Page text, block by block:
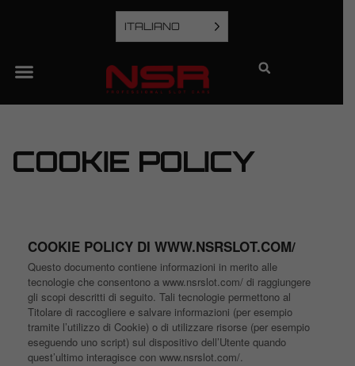
ITALIANO
COOKIE POLICY
COOKIE POLICY DI WWW.NSRSLOT.COM/
Questo documento contiene informazioni in merito alle
tecnologie che consentono a www.nsrslot.com/ di raggiungere
gli scopi descritti di seguito. Tali tecnologie permettono al
Titolare di raccogliere e salvare informazioni (per esempio
tramite l’utilizzo di Cookie) o di utilizzare risorse (per esempio
eseguendo uno script) sul dispositivo dell’Utente quando
quest’ultimo interagisce con www.nsrslot.com/.